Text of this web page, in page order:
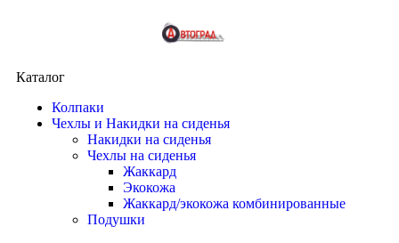
Каталог
Колпаки
Чехлы и Накидки на сиденья
Накидки на сиденья
Чехлы на сиденья
Жаккард
Экокожа
Жаккард/экокожа комбинированные
Подушки